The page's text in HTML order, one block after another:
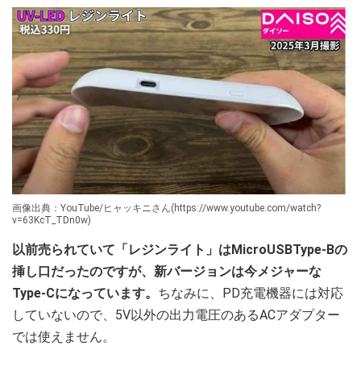
画像出典：YouTube/ヒャッキニさん(https://www.youtube.com/watch?
v=63KcT_TDn0w)
以前売られていて「レジンライト」はMicroUSBType-Bの
挿し口だったのですが、新バージョンは今メジャーな
Type-Cになっています。 ちなみに、PD充電機器には対応
していないので、5V以外の出力電圧のあるACアダプター
では使えません。